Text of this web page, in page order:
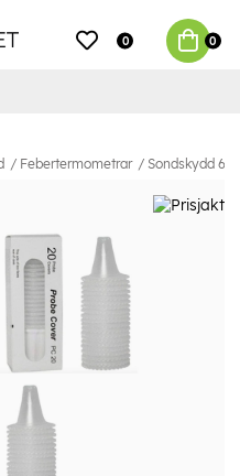
0 0
Febertermometrar Sondskydd